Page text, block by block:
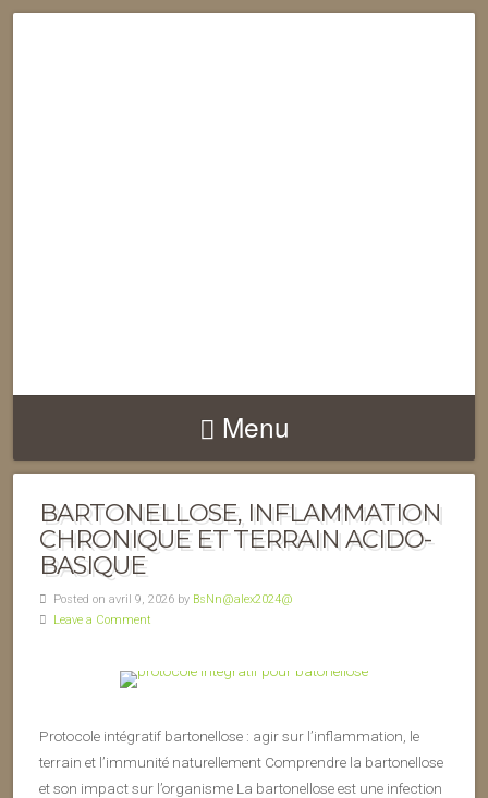
Menu
BARTONELLOSE, INFLAMMATION
CHRONIQUE ET TERRAIN ACIDO-
BASIQUE
Posted on avril 9, 2026 by BsNn@alex2024@
Leave a Comment
Protocole intégratif bartonellose : agir sur l’inflammation, le
terrain et l’immunité naturellement Comprendre la bartonellose
et son impact sur l’organisme La bartonellose est une infection